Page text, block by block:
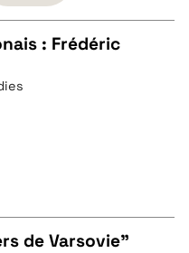
: Frédéric
de Varsovie"